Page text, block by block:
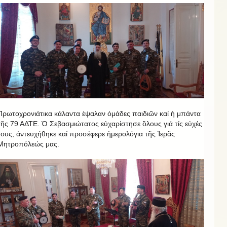
κάλαντα ἐψαλαν ὁμάδες παιδιῶν καί ἡ μπάντα
79 ΑΔΤΕ. Ὁ Σεβασμιώτατος εὐχαρίστησε ὃλους γιά τίς εὐχές
ἀντευχήθηκε καί προσέφερε ἡμερολόγια τῆς Ἱερᾶς
μας.